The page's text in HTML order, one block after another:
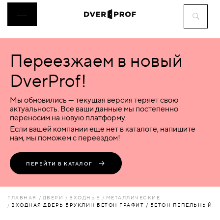
ДВЕРИ
ФУРНИТУРА
ВОРОТА
ПЕРЕГОРОДКИ
Переезжаем в новый
DverProf!
Мы обновились — текущая версия теряет свою
актуальность. Все ваши данные мы постепенно
переносим на новую платформу.
Если вашей компании еще нет в каталоге, напишите
нам, мы поможем с переездом!
ПЕРЕЙТИ В КАТАЛОГ
ГЛАВНАЯ ДВЕРИ ВХОДНЫЕ
МЕТАЛЛИЧЕСКИЕ
ВХОДНАЯ ДВЕРЬ БРУКЛИН БЕТОН ГРАФИТ / БЕТОН ПЕПЕЛЬНЫЙ